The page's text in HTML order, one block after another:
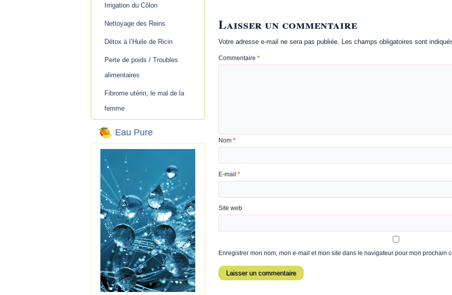
Irrigation du Côlon
Nettoyage des Reins
Détox à l’Huile de Ricin
Perte de poids / Troubles
alimentaires
Fibrome utérin, le mal de la
femme
Eau Pure
Laisser un commentaire
Votre adresse e-mail ne sera pas publiée. Les champs obligatoires sont
Commentaire *
Nom *
E-mail *
Site web
Enregistrer mon nom, mon e-mail et mon site dans le navigateur pour mon prochain